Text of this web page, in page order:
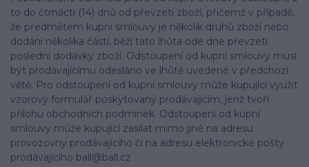
to do čtrnácti (14) dnů od převzetí zboží, přičemž v případě,
že předmětem kupní smlouvy je několik druhů zboží nebo
dodání několika částí, běží tato lhůta ode dne převzetí
poslední dodávky zboží. Odstoupení od kupní smlouvy musí
být prodávajícímu odesláno ve lhůtě uvedené v předchozí
větě. Pro odstoupení od kupní smlouvy může kupující využit
vzorový formulář poskytovaný prodávajícím, jenž tvoří
přílohu obchodních podmínek. Odstoupení od kupní
smlouvy může kupující zasílat mimo jiné na adresu
provozovny prodávajícího či na adresu elektronické pošty
prodávajícího ball@ball.cz